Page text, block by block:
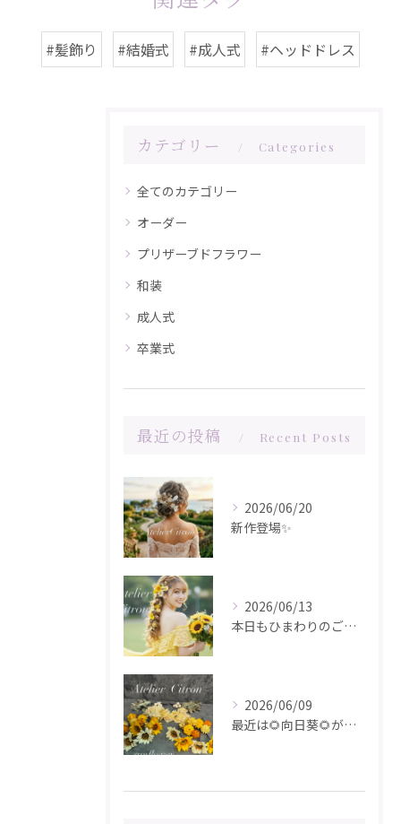
#髪飾り #結婚式 #成人式 #ヘッドドレス
カテゴリー Categories
全てのカテゴリー
オーダー
プリザーブドフラワー
和装
成人式
卒業式
最近の投稿 Recent Posts
2026/06/20
新作登場✨️
2026/06/13
本日もひまわりのご注文ありがとうございます✨️
2026/06/09
最近は🌻向日葵🌻が人気です！在庫が少なくなってきました！お問...